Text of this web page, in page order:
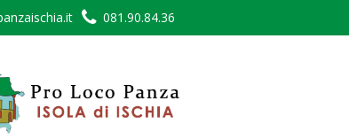
081.90.84.36